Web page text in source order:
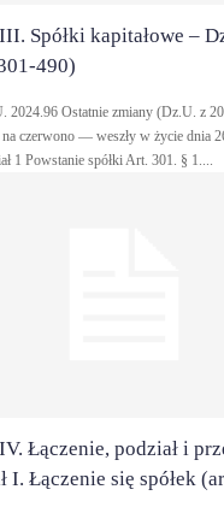
Spółki kapitałowe –
490)
z 2024 r. poz. 96),
na czerwono — weszły w życie dnia
1 Powstanie spółki Art. 301. § 1....
Łączenie, podział i
I. Łączenie się spółek